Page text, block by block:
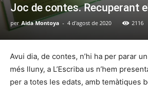
Joc de contes. Recuperant
per Aida Montoya - 4 d'agost de 2020 2116
Avui dia, de contes, n’hi ha per parar
més lluny, a L’Escriba us n’hem
per a totes les edats, amb temàtiques